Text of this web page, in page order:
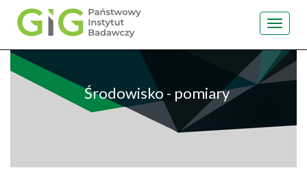
Przejdź
treści
Toggle
Środowisko - pomiary